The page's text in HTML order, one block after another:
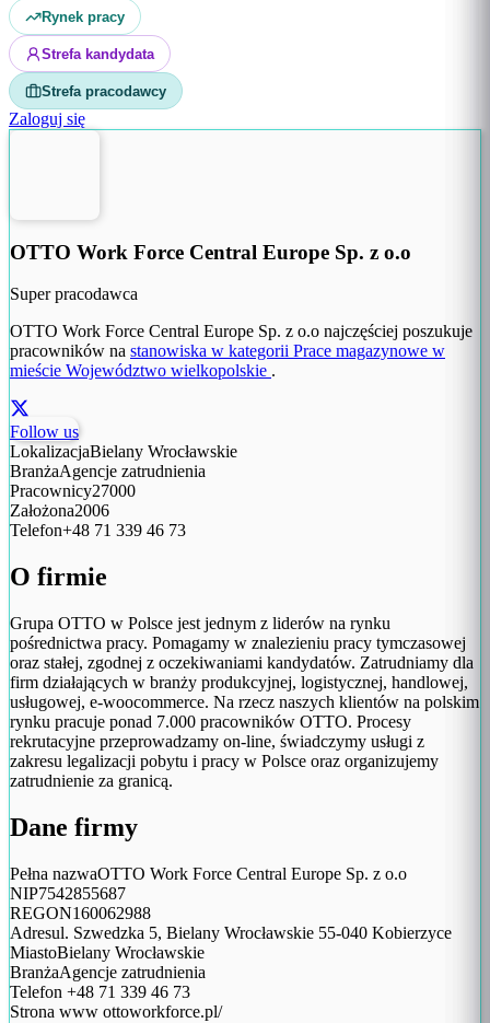
Rynek pracy
Strefa kandydata
Strefa pracodawcy
Zaloguj się
OTTO Work Force Central Europe Sp. z o.o
Super pracodawca
OTTO Work Force Central Europe Sp. z o.o najczęściej poszukuje
pracowników na stanowiska w kategorii Prace magazynowe w
mieście Województwo wielkopolskie .
Follow us
LokalizacjaBielany Wrocławskie
BranżaAgencje zatrudnienia
Pracownicy27000
Założona2006
Telefon+48 71 339 46 73
O firmie
Grupa OTTO w Polsce jest jednym z liderów na rynku
pośrednictwa pracy. Pomagamy w znalezieniu pracy tymczasowej
oraz stałej, zgodnej z oczekiwaniami kandydatów. Zatrudniamy dla
firm działających w branży produkcyjnej, logistycznej, handlowej,
usługowej, e-woocommerce. Na rzecz naszych klientów na polskim
rynku pracuje ponad 7.000 pracowników OTTO. Procesy
rekrutacyjne przeprowadzamy on-line, świadczymy usługi z
zakresu legalizacji pobytu i pracy w Polsce oraz organizujemy
zatrudnienie za granicą.
Dane firmy
Pełna nazwaOTTO Work Force Central Europe Sp. z o.o
NIP7542855687
REGON160062988
Adresul. Szwedzka 5, Bielany Wrocławskie 55-040 Kobierzyce
MiastoBielany Wrocławskie
BranżaAgencje zatrudnienia
Telefon +48 71 339 46 73
Strona www ottoworkforce.pl/